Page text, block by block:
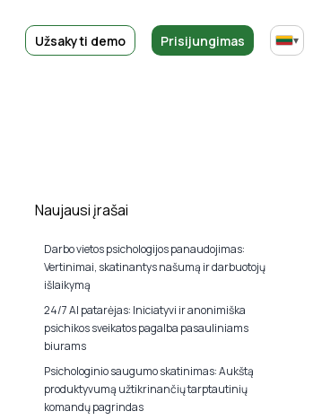
Užsakyti demo Prisijungimas ▾
Naujausi įrašai
Darbo vietos psichologijos panaudojimas:
Vertinimai, skatinantys našumą ir darbuotojų
išlaikymą
24/7 AI patarėjas: Iniciatyvi ir anonimiška
psichikos sveikatos pagalba pasauliniams
biurams
Psichologinio saugumo skatinimas: Aukštą
produktyvumą užtikrinančių tarptautinių
komandų pagrindas